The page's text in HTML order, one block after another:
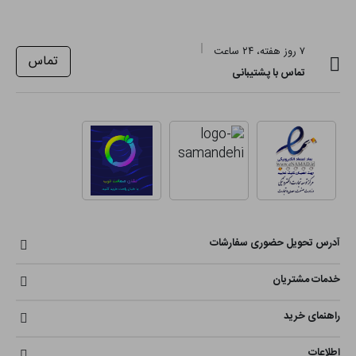
۷ روز هفته، ۲۴ ساعت
تماس با پشتیبانی
تماس
آدرس تحویل حضوری سفارشات
خدمات مشتریان
راهنمای خرید
اطلاعات